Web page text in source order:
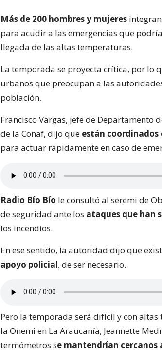
Más de 200 hombres y mujeres
para acudir a las emergencias que
llegada de las altas temperaturas.
La temporada se proyecta crítica, por lo
urbanos que preocupan a las
población.
Francisco Vargas, jefe de Departamento
de la Conaf, dijo que están coordinados
para actuar rápidamente en caso de
Radio Bío Bío le consultó al seremi de
de seguridad ante los ataques que han
los incendios.
En ese sentido, la autoridad dijo que
apoyo policial, de ser necesario.
Pero la temporada será difícil y con
la Onemi en La Araucanía, Jeannette
termómetros se mantendrían cercanos